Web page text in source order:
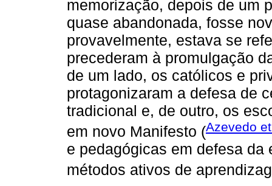
memorização, depois de um
quase abandonada, fosse
provavelmente, estava se
precederam à promulgação
de um lado, os católicos e
protagonizaram a defesa de
tradicional e, de outro, os
em novo Manifesto (Azevedo
e pedagógicas em defesa
métodos ativos de